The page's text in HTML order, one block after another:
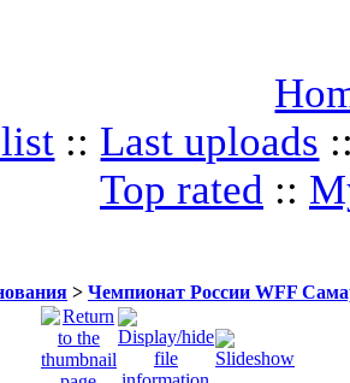
:: Last uploads
Top rated ::
> Чемпионат России WFF